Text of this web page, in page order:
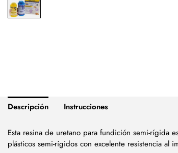
Descripción Instrucciones
Esta resina de uretano para fundición semi-rígida
plásticos semi-rígidos con excelente resistencia al